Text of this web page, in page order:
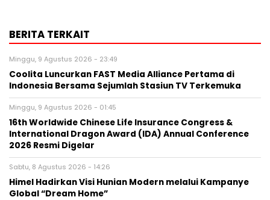
BERITA TERKAIT
Minggu, 9 Agustus 2026 - 23:49
Coolita Luncurkan FAST Media Alliance Pertama di
Indonesia Bersama Sejumlah Stasiun TV Terkemuka
Minggu, 9 Agustus 2026 - 01:45
16th Worldwide Chinese Life Insurance Congress &
International Dragon Award (IDA) Annual Conference
2026 Resmi Digelar
Sabtu, 8 Agustus 2026 - 14:26
Himel Hadirkan Visi Hunian Modern melalui Kampanye
Global “Dream Home”